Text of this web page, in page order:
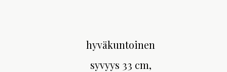
hyväkuntoinen
syvyys 33 cm,